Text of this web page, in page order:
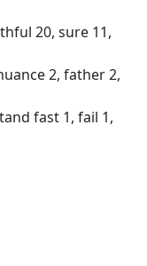
20, sure 11,
2, father 2,
fast 1, fail 1,